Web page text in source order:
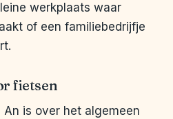
werkplaats waar
of een familiebedrijfje
fietsen
An is over het algemeen